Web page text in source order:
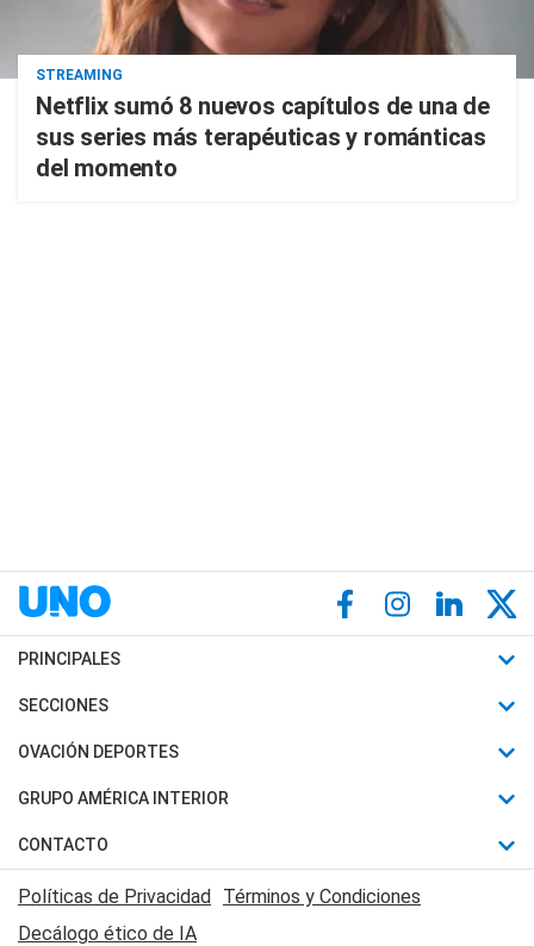
STREAMING
Netflix sumó 8 nuevos capítulos de una de
sus series más terapéuticas y románticas
del momento
PRINCIPALES
Últimas Noticias
Política
Judiciales
Economia
SECCIONES
Horóscopo
Motores
Trucos caseros
Series y Películas
Edictos y Solicitadas
OVACIÓN DEPORTES
Fútbol
Mundial
Automovilismo
Rugby
GRUPO AMÉRICA INTERIOR
Canal 7 en Vivo
CONTACTO
Acerca de Nosotros
Contactanos
Políticas de Privacidad Términos y Condiciones
Decálogo ético de IA